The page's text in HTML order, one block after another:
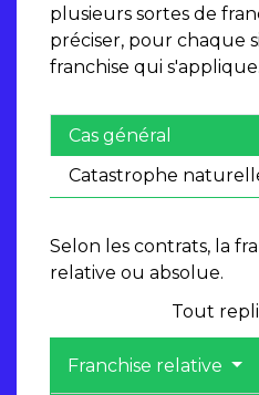
plusieurs sortes de
préciser, pour chaque
franchise qui s'applique.
Cas général
Catastrophe
Selon les contrats, la
relative ou absolue.
Tout
Franchise relative